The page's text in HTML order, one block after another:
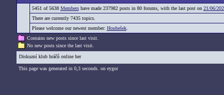
5451 of 5638 Membershave made 237982 posts in 80 forums, with the last post on 21/06/
There are currently 7435 topics.
Please welcome our newest member: Houbešek.
Contains new posts since last visit.
No new posts since the last visit.
Diskuzní klub hráčů online her
This page was generated in 0,3 seconds. on eygor